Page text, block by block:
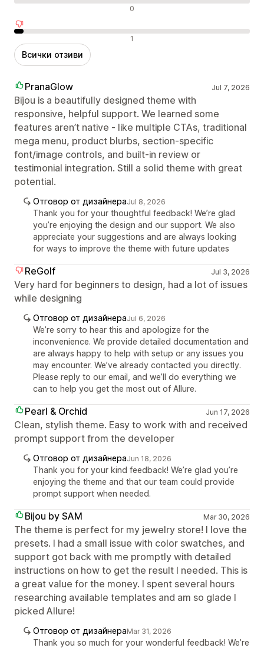
Неутрални отзиви 0
Отрицателни отзиви 1
Всички отзиви
PranaGlow Jul 7, 2026
Bijou is a beautifully designed theme with
responsive, helpful support. We learned some
features aren’t native - like multiple CTAs, traditional
mega menu, product blurbs, section‑specific
font/image controls, and built‑in review or
testimonial integration. Still a solid theme with great
potential.
Отговор от дизайнераJul 8, 2026
Thank you for your thoughtful feedback! We’re glad
you’re enjoying the design and our support. We also
appreciate your suggestions and are always looking
for ways to improve the theme with future updates
ReGolf Jul 3, 2026
Very hard for beginners to design, had a lot of issues
while designing
Отговор от дизайнераJul 6, 2026
We’re sorry to hear this and apologize for the
inconvenience. We provide detailed documentation and
are always happy to help with setup or any issues you
may encounter. We’ve already contacted you directly.
Please reply to our email, and we’ll do everything we
can to help you get the most out of Allure.
Pearl & Orchid Jun 17, 2026
Clean, stylish theme. Easy to work with and received
prompt support from the developer
Отговор от дизайнераJun 18, 2026
Thank you for your kind feedback! We’re glad you’re
enjoying the theme and that our team could provide
prompt support when needed.
Bijou by SAM Mar 30, 2026
The theme is perfect for my jewelry store! I love the
presets. I had a small issue with color swatches, and
support got back with me promptly with detailed
instructions on how to get the result I needed. This is
a great value for the money. I spent several hours
researching available templates and am so glade I
picked Allure!
Отговор от дизайнераMar 31, 2026
Thank you so much for your wonderful feedback! We’re